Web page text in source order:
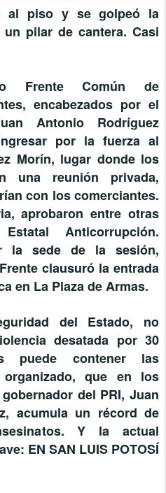
al piso y se golpeó la
pilar de cantera. Casi
Frente Común de
encabezados por el
Antonio Rodríguez
por la fuerza al
Morín, lugar donde los
una reunión privada,
con los comerciantes.
aprobaron entre otras
Anticorrupción.
la sede de la sesión,
clausuró la entrada
en La Plaza de Armas.
del Estado, no
desatada por 30
puede contener las
que en los
del PRI, Juan
acumula un récord de
Y la actual
EN SAN LUIS POTOSÍ